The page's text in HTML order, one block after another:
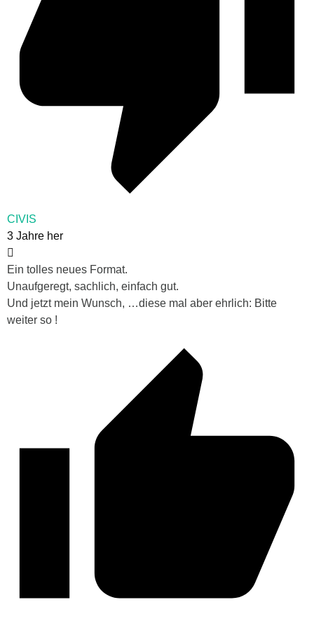
CIVIS
3 Jahre her
Ein tolles neues Format.
Unaufgeregt, sachlich, einfach gut.
Und jetzt mein Wunsch, …diese mal aber ehrlich: Bitte
weiter so !